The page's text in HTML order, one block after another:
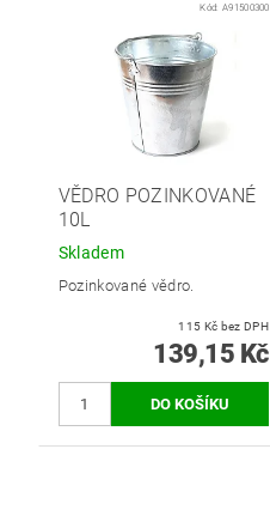
Kód: A91500300
VĚDRO POZINKOVANÉ
10L
Skladem
Pozinkované vědro.
115 Kč bez DPH
139,15 Kč